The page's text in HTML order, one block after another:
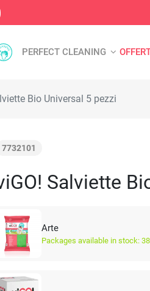
PERFECT CLEANING
Bio Universal 5 pezzi
7732101
Salviette
Arte
Packages available in stock: